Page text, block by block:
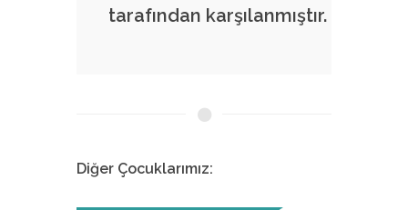
tarafından karşılanmıştır.
Diğer Çocuklarımız: